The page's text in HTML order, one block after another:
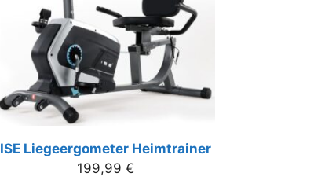
ISE Liegeergometer Heimtrainer
199,99 €